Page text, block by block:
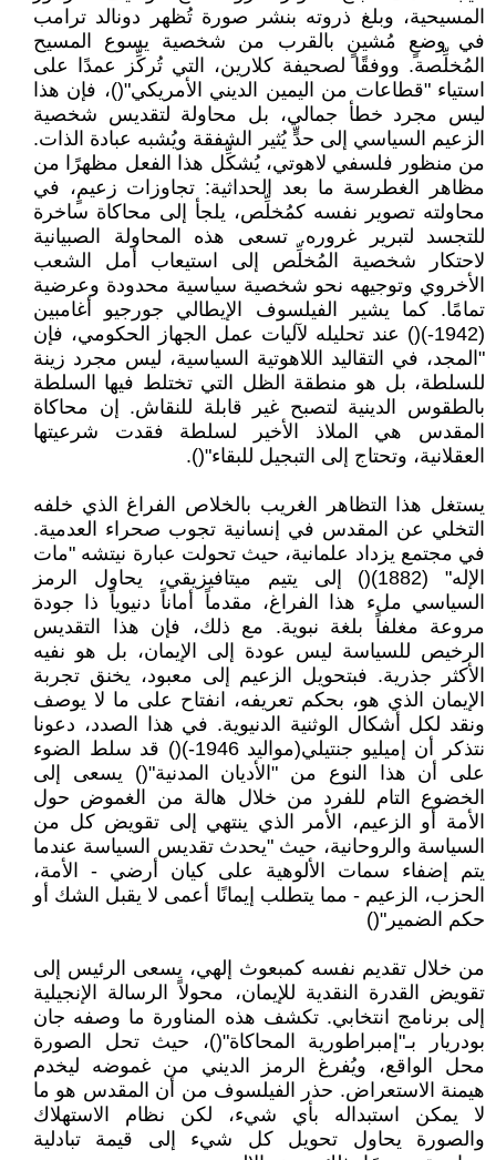
المسيحية، وبلغ ذروته بنشر صورة تُظهر دونالد ترامب
في وضعٍ مُشينٍ بالقرب من شخصية يسوع المسيح
المُخلِّصة. ووفقًا لصحيفة كلارين، التي تُركِّز عمدًا على
استياء "قطاعات من اليمين الديني الأمريكي"()، فإن هذا
ليس مجرد خطأ جمالي، بل محاولة لتقديس شخصية
الزعيم السياسي إلى حدٍّ يُثير الشفقة ويُشبه عبادة الذات.
من منظور فلسفي لاهوتي، يُشكِّل هذا الفعل مظهرًا من
مظاهر الغطرسة ما بعد الحداثية: تجاوزات زعيمٍ، في
محاولته تصوير نفسه كمُخلِّص، يلجأ إلى محاكاة ساخرة
للتجسد لتبرير غروره. تسعى هذه المحاولة الصبيانية
لاحتكار شخصية المُخلِّص إلى استيعاب أمل الشعب
الأخروي وتوجيهه نحو شخصية سياسية محدودة وعرضية
تمامًا. كما يشير الفيلسوف الإيطالي جورجيو أغامبين
(1942-)() عند تحليله لآليات عمل الجهاز الحكومي، فإن
"المجد، في التقاليد اللاهوتية السياسية، ليس مجرد زينة
للسلطة، بل هو منطقة الظل التي تختلط فيها السلطة
بالطقوس الدينية لتصبح غير قابلة للنقاش. إن محاكاة
المقدس هي الملاذ الأخير لسلطة فقدت شرعيتها
العقلانية، وتحتاج إلى التبجيل للبقاء"().
يستغل هذا التظاهر الغريب بالخلاص الفراغ الذي خلفه
التخلي عن المقدس في إنسانية تجوب صحراء العدمية.
في مجتمع يزداد علمانية، حيث تحولت عبارة نيتشه "مات
الإله" (1882)() إلى يتيم ميتافيزيقي، يحاول الرمز
السياسي ملء هذا الفراغ، مقدماً أماناً دنيوياً ذا جودة
مروعة مغلفاً بلغة نبوية. مع ذلك، فإن هذا التقديس
الرخيص للسياسة ليس عودة إلى الإيمان، بل هو نفيه
الأكثر جذرية. فبتحويل الزعيم إلى معبود، يخنق تجربة
الإيمان الذي هو، بحكم تعريفه، انفتاح على ما لا يوصف
ونقد لكل أشكال الوثنية الدنيوية. في هذا الصدد، دعونا
نتذكر أن إميليو جنتيلي(مواليد 1946-)() قد سلط الضوء
على أن هذا النوع من "الأديان المدنية"() يسعى إلى
الخضوع التام للفرد من خلال هالة من الغموض حول
الأمة أو الزعيم، الأمر الذي ينتهي إلى تقويض كل من
السياسة والروحانية، حيث "يحدث تقديس السياسة عندما
يتم إضفاء سمات الألوهية على كيان أرضي - الأمة،
الحزب، الزعيم - مما يتطلب إيمانًا أعمى لا يقبل الشك أو
حكم الضمير"()
من خلال تقديم نفسه كمبعوث إلهي، يسعى الرئيس إلى
تقويض القدرة النقدية للإيمان، محولاً الرسالة الإنجيلية
إلى برنامج انتخابي. تكشف هذه المناورة ما وصفه جان
بودريار بـ"إمبراطورية المحاكاة"()، حيث تحل الصورة
محل الواقع، ويُفرغ الرمز الديني من غموضه ليخدم
هيمنة الاستعراض. حذر الفيلسوف من أن المقدس هو ما
لا يمكن استبداله بأي شيء، لكن نظام الاستهلاك
والصورة يحاول تحويل كل شيء إلى قيمة تبادلية